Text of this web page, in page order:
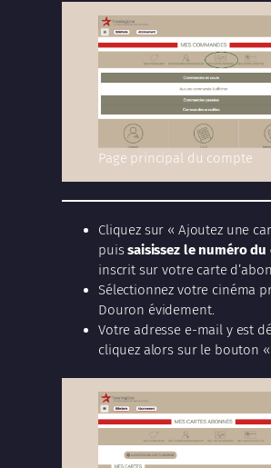
Page principal du compte
Cliquez sur « Ajoutez une
puissaisissez le numéro du
inscrit sur votre carte
Sélectionnez votre cinéma
Douron évidement.
Votre adresse e-mail y est
cliquez alors sur le bouton